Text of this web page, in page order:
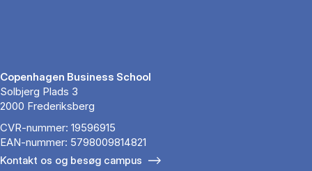
Copenhagen Business School
Solbjerg Plads 3
2000 Frederiksberg
CVR-nummer: 19596915
EAN-nummer: 5798009814821
Kontakt os og besøg campus